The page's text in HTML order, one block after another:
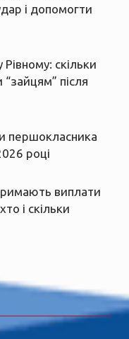
і допомогти
скільки
після
першокласника
році
виплати
і скільки